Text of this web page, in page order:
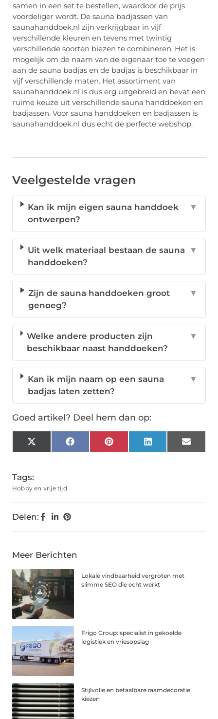
samen in een set te bestellen, waardoor de prijs
voordeliger wordt. De sauna badjassen van
saunahanddoek.nl zijn verkrijgbaar in vijf
verschillende kleuren en tevens met twintig
verschillende soorten biezen te combineren. Het is
mogelijk om de naam van de eigenaar toe te voegen
aan de sauna badjas en de badjas is beschikbaar in
vijf verschillende maten. Het assortiment van
saunahanddoek.nl is dus erg uitgebreid en bevat een
ruime keuze uit verschillende sauna handdoeken en
badjassen. Voor sauna handdoeken en badjassen is
saunahanddoek.nl dus echt de perfecte webshop.
Veelgestelde vragen
Kan ik mijn eigen sauna handdoek
ontwerpen?
▼
Uit welk materiaal bestaan de sauna
handdoeken?
▼
Zijn de sauna handdoeken groot
genoeg?
▼
Welke andere producten zijn
beschikbaar naast handdoeken?
▼
Kan ik mijn naam op een sauna
badjas laten zetten?
▼
Goed artikel? Deel hem dan op:
X
(Twitter)
FacebookPinterestLinkedInEmail
Tags:
Hobby en vrije tijd
Delen:
Meer Berichten
Lokale vindbaarheid vergroten met
slimme SEO die echt werkt
Frigo Group: specialist in gekoelde
logistiek en vriesopslag
Stijlvolle en betaalbare raamdecoratie
kiezen